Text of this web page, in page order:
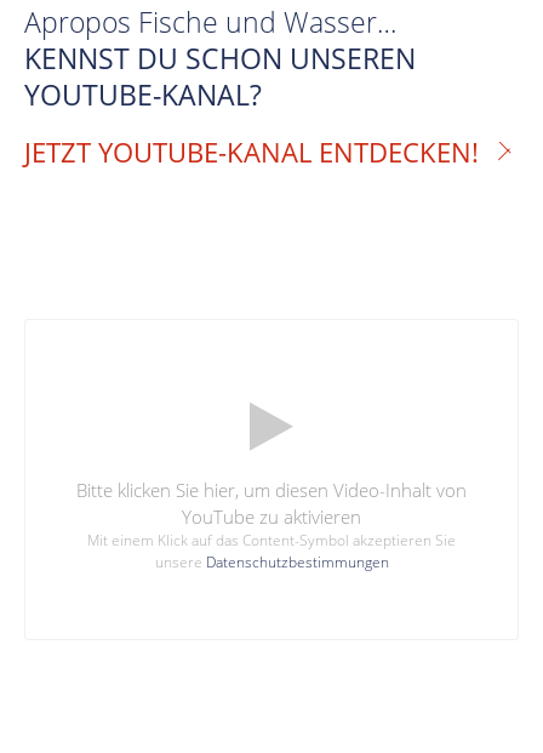
Apropos Fische und Wasser…
KENNST DU SCHON UNSEREN
YOUTUBE-KANAL?
JETZT YOUTUBE-KANAL ENTDECKEN!
Bitte klicken Sie hier, um diesen Video-Inhalt von
YouTube zu aktivieren
Mit einem Klick auf das Content-Symbol akzeptieren Sie
unsere Datenschutzbestimmungen